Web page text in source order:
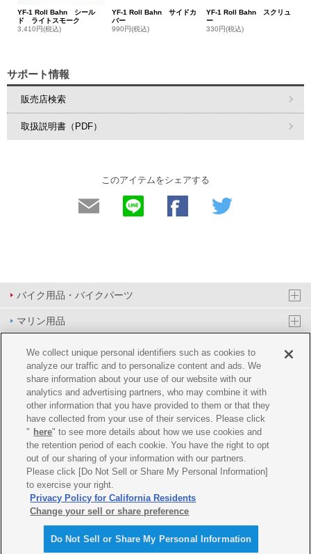
YF-1 Roll Bahn シール
ド ライトスモーク
3,410円(税込)
YF-1 Roll Bahn サイドカ
バー
990円(税込)
YF-1 Roll Bahn スクリュ
ー
330円(税込)
サポート情報
販売店検索
取扱説明書（PDF）
このアイテムをシェアする
バイク用品・バイクパーツ
マリン用品
PAS/YPJ用品
その他用品
イベント&エンターテイメント
オンラインショップ
企業情報
ご利用規約 推薦環境 プライバシーポリシー Cookie ポリシー
We collect unique personal identifiers such as cookies to
analyze our traffic and to personalize content and ads. We
share information about your use of our website with our
analytics and advertising partners, who may combine it with
other information that you have provided to them or that they
have collected from your use of their services. Please click
" here" to see more details about how we use cookies and
the retention period of each cookie. You have the right to opt
out of our sharing of your information with our partners.
Please click [Do Not Sell or Share My Personal Information]
to exercise your right.
Privacy Policy for California Residents
Change your sell or share preference
Do Not Sell or Share My Personal Information